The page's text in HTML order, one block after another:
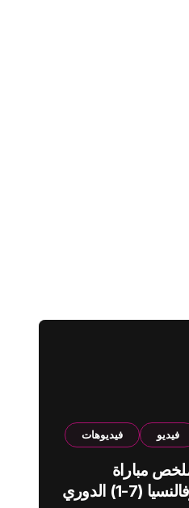
فيديو فيديوهات
مباراة
برشلونة وفالنسيا (7-1) الدوري